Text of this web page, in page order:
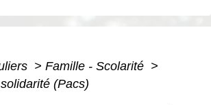
> Famille - Scolarité >
(Pacs)